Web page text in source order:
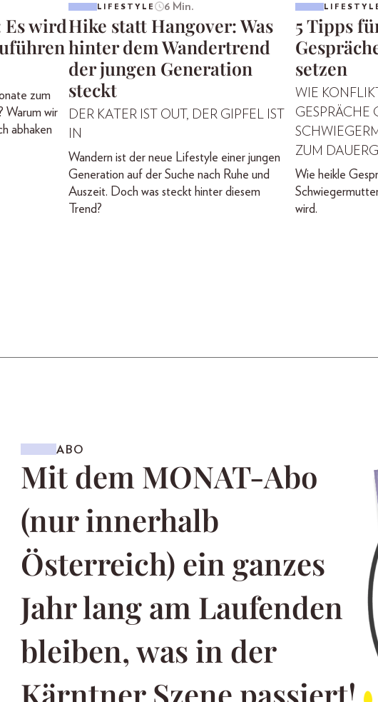
wird
zum
Warum wir
abhaken
LIFESTYLE 6 Min.
Hike statt Hangover: Was
hinter dem Wandertrend
der jungen Generation
steckt
DER KATER IST OUT, DER GIPFEL IST
IN
Wandern ist der neue Lifestyle einer jungen
Generation auf der Suche nach Ruhe und
Auszeit. Doch was steckt hinter diesem
Trend?
5 Tipps
setzen
WIE
GESPRÄCHE
ZUM
Wie heikle
wird.
ABO
Mit dem MONAT-Abo
(nur innerhalb
Österreich) ein ganzes
Jahr lang am Laufenden
bleiben, was in der